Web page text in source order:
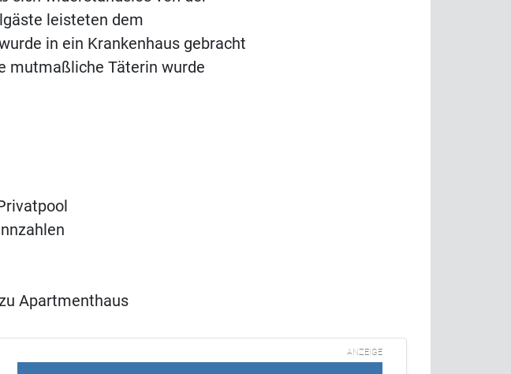
leisteten dem
in ein Krankenhaus gebracht
mutmaßliche Täterin wurde
Apartmenthaus
ANZEIGE